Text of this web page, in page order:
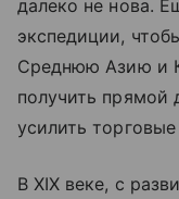
далеко не нова.
экспедиции,
Среднюю Азию и
получить прямой
усилить
В XIX веке, с